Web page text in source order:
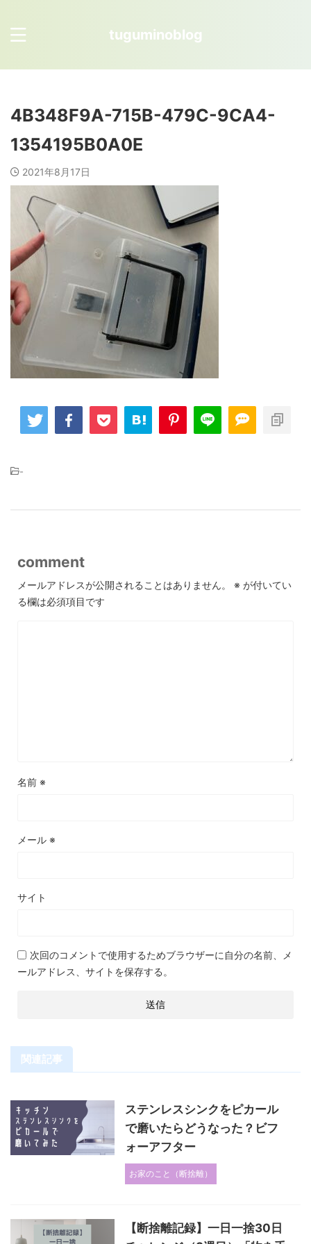
tuguminoblog
4B348F9A-715B-479C-9CA4-
1354195B0A0E
2021年8月17日
-
comment
メールアドレスが公開されることはありません。 ※ が付いてい
る欄は必須項目です
名前 ※
メール ※
サイト
次回のコメントで使用するためブラウザーに自分の名前、メ
ールアドレス、サイトを保存する。
関連記事
ステンレスシンクをピカール
で磨いたらどうなった？ビフ
ォーアフター
お家のこと（断捨離）
【断捨離記録】一日一捨30日